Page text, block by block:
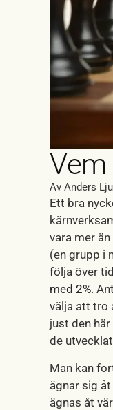
Av Anders
Ett bra
vara mer
(en grupp i
följa över
med 2%.
välja att tro
just den
de
Man kan
ägnar sig
ägnas åt